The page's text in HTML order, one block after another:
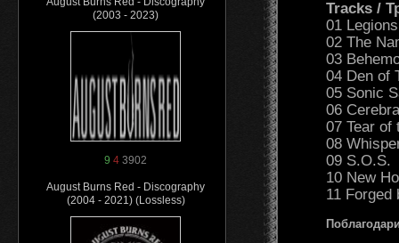
(2003 - 2023)
9 4 3902
August Burns Red - Discography
(2004 - 2021) (Lossless)
Tracks /
01
02 The
03
04 Den of
05 Sonic
06
07 Tear of
08
09 S.O.S.
10 New
11 Forged